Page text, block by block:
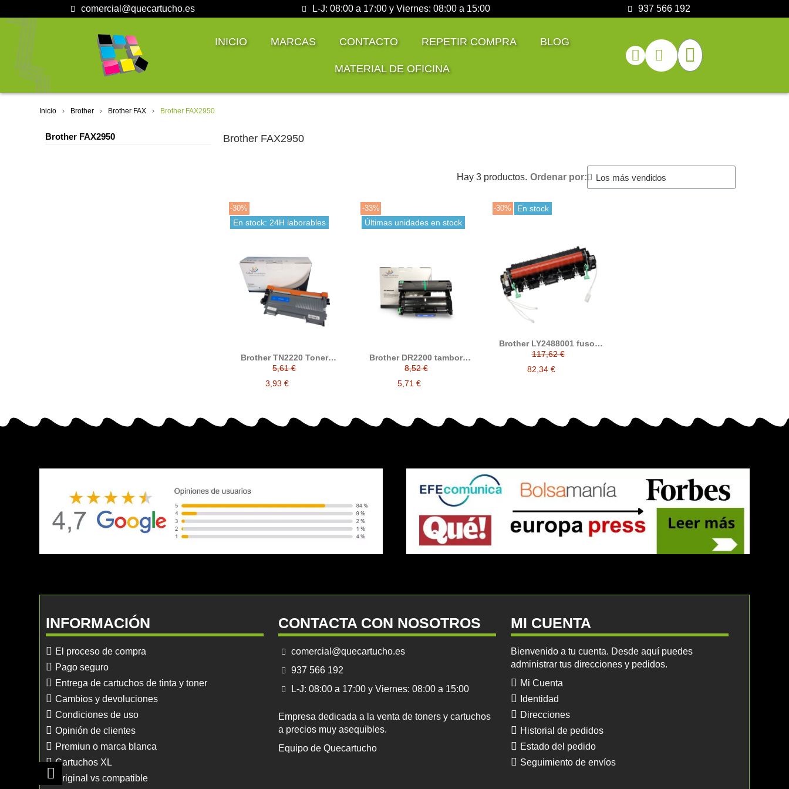
comercial@quecartucho.es L-J: 08:00 a 17:00 y Viernes: 08:00 a 15:00 937 566 192
INICIO MARCAS CONTACTO REPETIR COMPRA BLOG
MATERIAL DE OFICINA
Inicio Brother Brother FAX Brother FAX2950
Brother FAX2950 Brother FAX2950
Hay 3 productos. Ordenar por:
-30%
En stock: 24H laborables
Brother TN2220 Toner
compatible
5,61 €
3,93 €
-33%
Últimas unidades en stock
Brother DR2200 tambor
compatible
8,52 €
5,71 €
-30% En stock
Brother LY2488001 fusor
compatible
117,62 €
82,34 €
INFORMACIÓN
El proceso de compra
Pago seguro
Entrega de cartuchos de tinta y toner
Cambios y devoluciones
Condiciones de uso
Opinión de clientes
Premiun o marca blanca
Cartuchos XL
Original vs compatible
CONTACTA CON NOSOTROS
comercial@quecartucho.es
937 566 192
L-J: 08:00 a 17:00 y Viernes: 08:00 a 15:00
Empresa dedicada a la venta de toners y cartuchos
a precios muy asequibles.
Equipo de Quecartucho
MI CUENTA
Bienvenido a tu cuenta. Desde aquí puedes
administrar tus direcciones y pedidos.
Mi Cuenta
Identidad
Direcciones
Historial de pedidos
Estado del pedido
Seguimiento de envíos